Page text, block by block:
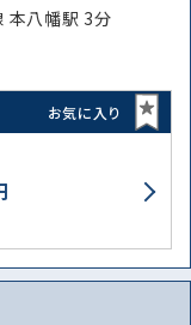
本八幡駅 3分
お気に入り